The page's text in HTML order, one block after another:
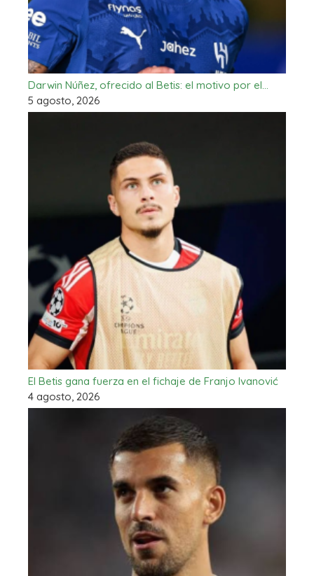
Darwin Núñez, ofrecido al Betis: el motivo por el…
5 agosto, 2026
El Betis gana fuerza en el fichaje de Franjo Ivanović
4 agosto, 2026